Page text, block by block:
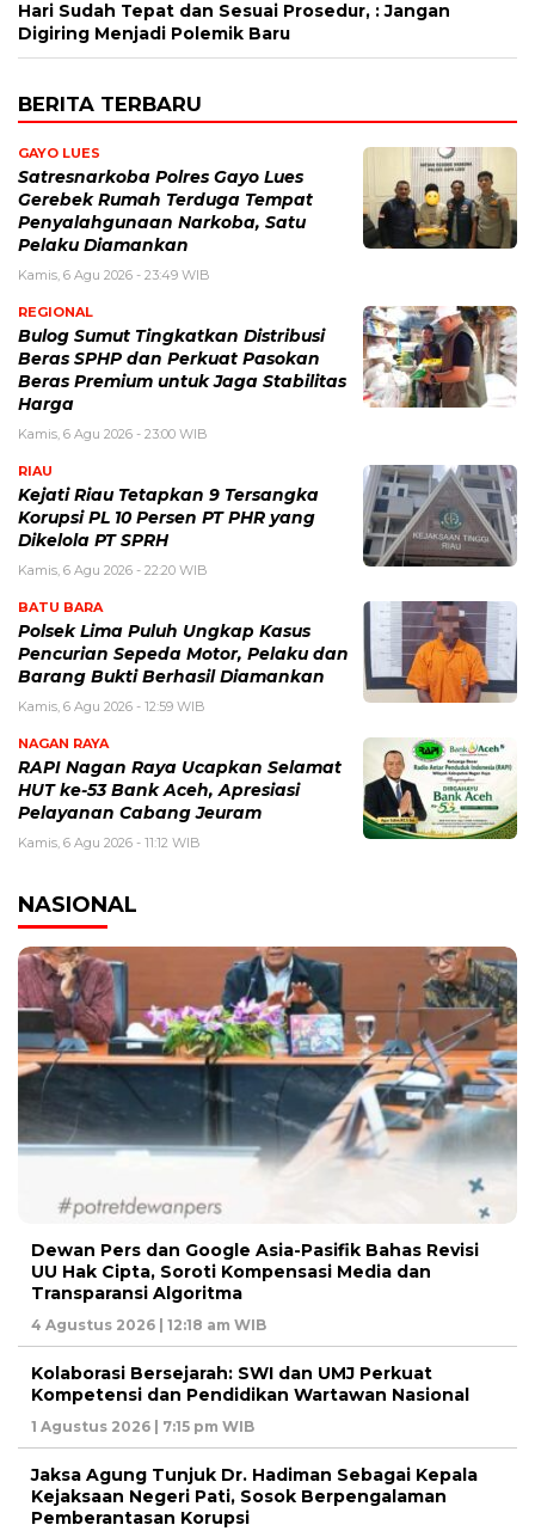
Hari Sudah Tepat dan Sesuai Prosedur, : Jangan
Digiring Menjadi Polemik Baru
BERITA TERBARU
GAYO LUES
Satresnarkoba Polres Gayo Lues
Gerebek Rumah Terduga Tempat
Penyalahgunaan Narkoba, Satu
Pelaku Diamankan
Kamis, 6 Agu 2026 - 23:49 WIB
REGIONAL
Bulog Sumut Tingkatkan Distribusi
Beras SPHP dan Perkuat Pasokan
Beras Premium untuk Jaga Stabilitas
Harga
Kamis, 6 Agu 2026 - 23:00 WIB
RIAU
Kejati Riau Tetapkan 9 Tersangka
Korupsi PL 10 Persen PT PHR yang
Dikelola PT SPRH
Kamis, 6 Agu 2026 - 22:20 WIB
BATU BARA
Polsek Lima Puluh Ungkap Kasus
Pencurian Sepeda Motor, Pelaku dan
Barang Bukti Berhasil Diamankan
Kamis, 6 Agu 2026 - 12:59 WIB
NAGAN RAYA
RAPI Nagan Raya Ucapkan Selamat
HUT ke-53 Bank Aceh, Apresiasi
Pelayanan Cabang Jeuram
Kamis, 6 Agu 2026 - 11:12 WIB
NASIONAL
Dewan Pers dan Google Asia-Pasifik Bahas Revisi
UU Hak Cipta, Soroti Kompensasi Media dan
Transparansi Algoritma
4 Agustus 2026 | 12:18 am WIB
Kolaborasi Bersejarah: SWI dan UMJ Perkuat
Kompetensi dan Pendidikan Wartawan Nasional
1 Agustus 2026 | 7:15 pm WIB
Jaksa Agung Tunjuk Dr. Hadiman Sebagai Kepala
Kejaksaan Negeri Pati, Sosok Berpengalaman
Pemberantasan Korupsi